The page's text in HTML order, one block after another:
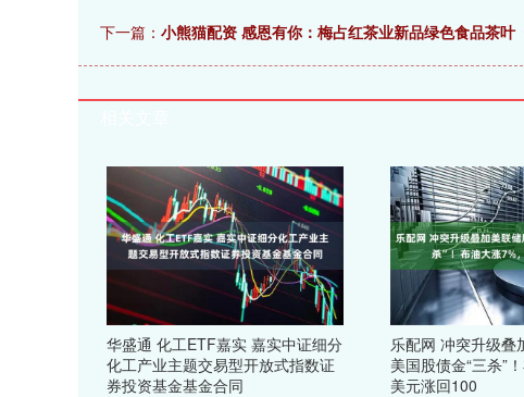
下一篇： 小熊猫配资 感恩有你：梅占红茶业新品绿色食品茶叶
华盛通 化工ETF嘉实 嘉实中证细分
化工产业主题交易型开放式指数证
券投资基金基金合同
乐配网 冲突升级叠
美国股债金“三杀”
美元涨回100